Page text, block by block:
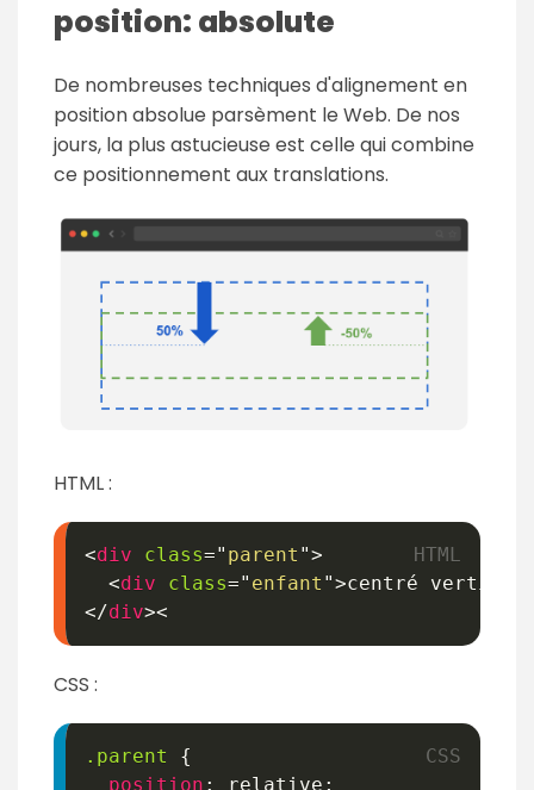
position: absolute
De nombreuses techniques d'alignement en
position absolue parsèment le Web. De nos
jours, la plus astucieuse est celle qui combine
ce positionnement aux translations.
HTML :
<div class=" parent ">
<div class=" enfant ">centré
</div><
CSS :
.parent
{
position : relative ;